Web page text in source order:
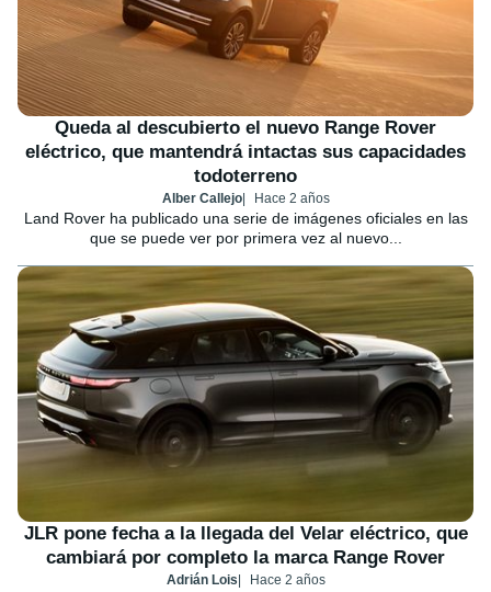
Queda al descubierto el nuevo Range Rover
eléctrico, que mantendrá intactas sus capacidades
todoterreno
Alber Callejo Hace 2 años
Land Rover ha publicado una serie de imágenes oficiales en las
que se puede ver por primera vez al nuevo...
JLR pone fecha a la llegada del Velar eléctrico, que
cambiará por completo la marca Range Rover
Adrián Lois Hace 2 años